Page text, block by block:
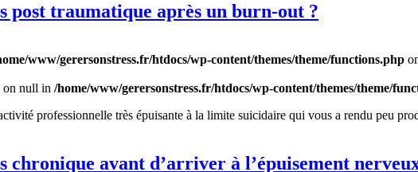
post traumatique après un burn-out ?
www/gerersonstress.fr/htdocs/wp-content/themes/theme/functions.php
on null in /home/www/gerersonstress.fr/htdocs/wp-content/themes/theme/
professionnelle très épuisante à la limite suicidaire qui vous a rendu peu
chronique avant d’arriver à l’épuisement